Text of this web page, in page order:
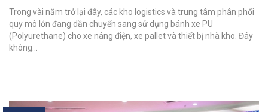
Trong vài năm trở lại đây, các kho logistics và trung tâm phân phối
quy mô lớn đang dần chuyển sang sử dụng bánh xe PU
(Polyurethane) cho xe nâng điện, xe pallet và thiết bị nhà kho. Đây
không...